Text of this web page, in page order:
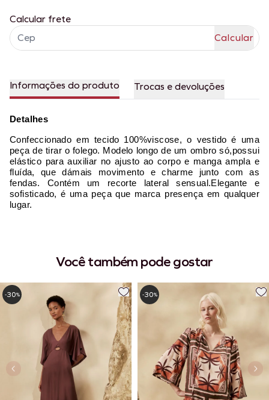
Calcular frete
Informações do produto Trocas e devoluções
Detalhes
Confeccionado em tecido 100%viscose, o vestido é uma
peça de tirar o folego. Modelo longo de um ombro só,possui
elástico para auxiliar no ajusto ao corpo e manga ampla e
fluída, que dámais movimento e charme junto com as
fendas. Contém um recorte lateral sensual.Elegante e
sofisticado, é uma peça que marca presença em qualquer
lugar.
Você também pode gostar
-30% -30%